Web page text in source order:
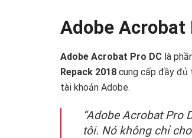
Adobe Acrobat
Adobe Acrobat Pro DC là
Repack 2018 cung cấp đầy đủ
tài khoản Adobe.
“Adobe Acrobat Pro
tôi. Nó không chỉ